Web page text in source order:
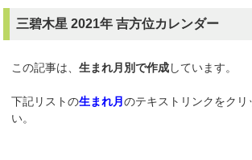
三碧木星 2021年 吉方位カレンダー
この記事は、生まれ月別で作成しています。
下記リストの生まれ月のテキストリンクをクリ
い。